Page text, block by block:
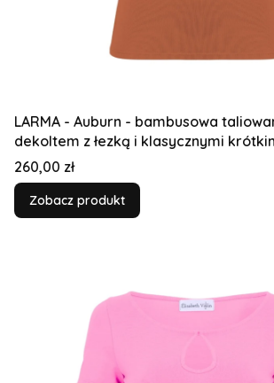
LARMA - Auburn - bambusowa
dekoltem z łezką i klasycznymi
Cena
260,00 zł
Zobacz produkt